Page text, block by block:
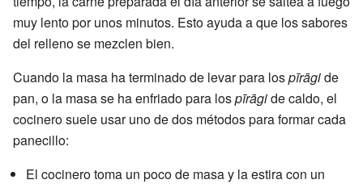
muy lento por unos minutos. Esto ayuda a que los sabores
del relleno se mezclen bien.
Cuando la masa ha terminado de levar para lospīrāgide
pan, o la masa se ha enfriado para lospīrāgide caldo, el
cocinero suele usar uno de dos métodos para formar cada
panecillo:
El cocinero toma un poco de masa y la estira con un